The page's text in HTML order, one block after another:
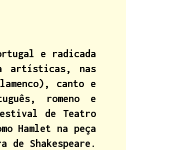
e radicada
artísticas, nas
canto e
romeno e
de Teatro
Hamlet na peça
de Shakespeare.